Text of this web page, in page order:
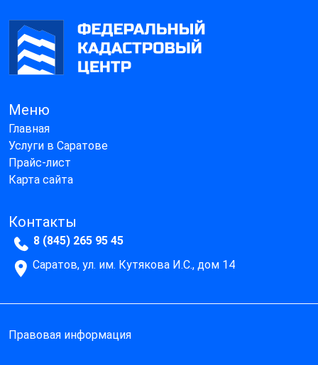
Меню
Главная
Услуги в Саратове
Прайс-лист
Карта сайта
Контакты
8 (845) 265 95 45
Саратов, ул. им. Кутякова И.С., дом 14
Правовая информация